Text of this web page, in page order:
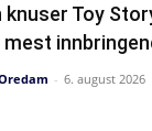
knuser Toy
- 6. august 2026